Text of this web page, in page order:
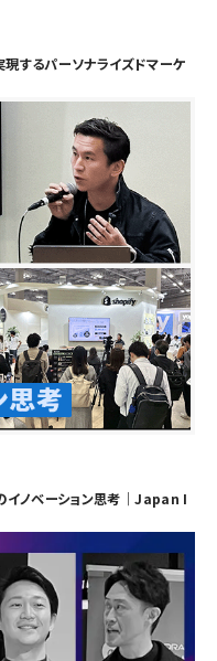
るパーソナライズドマーケ
ノベーション思考｜Japan I